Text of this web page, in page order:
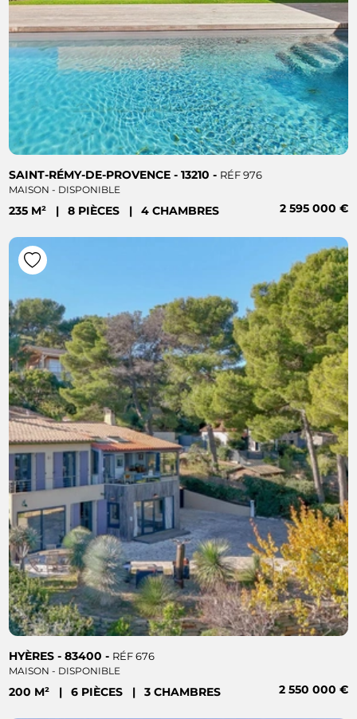
SAINT-RÉMY-DE-PROVENCE - 13210 - RÉF 976
MAISON - DISPONIBLE
235 M² | 8 PIÈCES | 4 CHAMBRES 2 595 000 €
HYÈRES - 83400 - RÉF 676
MAISON - DISPONIBLE
200 M² | 6 PIÈCES | 3 CHAMBRES 2 550 000 €